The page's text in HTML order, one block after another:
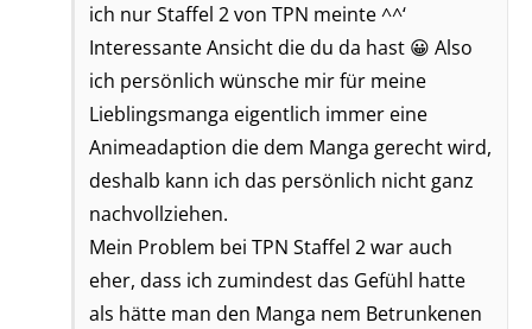
ich nur Staffel 2 von TPN meinte ^^‘
Interessante Ansicht die du da hast 😀 Also
ich persönlich wünsche mir für meine
Lieblingsmanga eigentlich immer eine
Animeadaption die dem Manga gerecht wird,
deshalb kann ich das persönlich nicht ganz
nachvollziehen.
Mein Problem bei TPN Staffel 2 war auch
eher, dass ich zumindest das Gefühl hatte
als hätte man den Manga nem Betrunkenen